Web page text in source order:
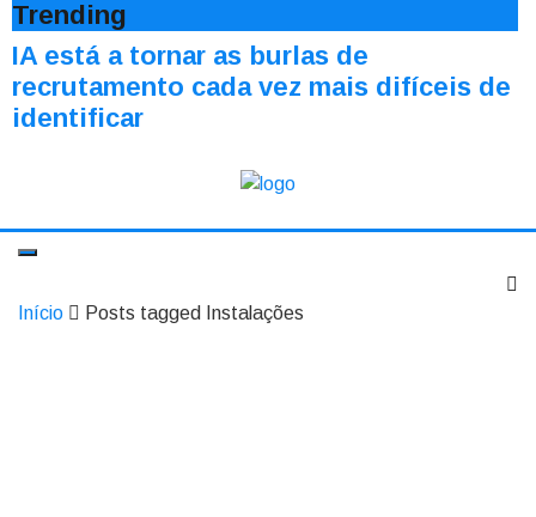
Trending
IA está a tornar as burlas de
recrutamento cada vez mais difíceis de
identificar
Início Posts tagged Instalações